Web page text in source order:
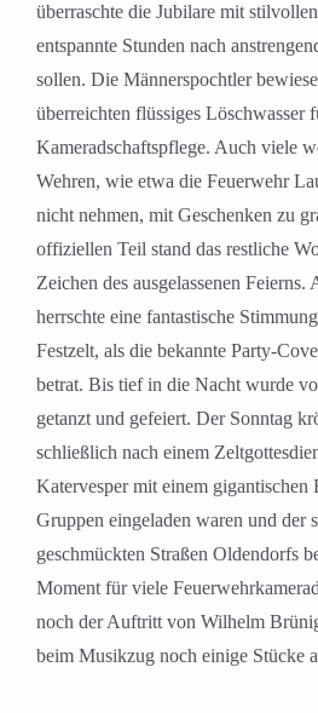
überraschte die Jubilare mit
entspannte Stunden nach
sollen. Die Männerspochtler
überreichten flüssiges Löschwasser
Kameradschaftspflege. Auch viele
Wehren, wie etwa die Feuerwehr
nicht nehmen, mit Geschenken zu
offiziellen Teil stand das restliche
Zeichen des ausgelassenen Feierns.
herrschte eine fantastische
Festzelt, als die bekannte Party-
betrat. Bis tief in die Nacht wurde
getanzt und gefeiert. Der Sonntag
schließlich nach einem
Katervesper mit einem gigantischen
Gruppen eingeladen waren und der
geschmückten Straßen Oldendorfs
Moment für viele
noch der Auftritt von Wilhelm
beim Musikzug noch einige Stücke